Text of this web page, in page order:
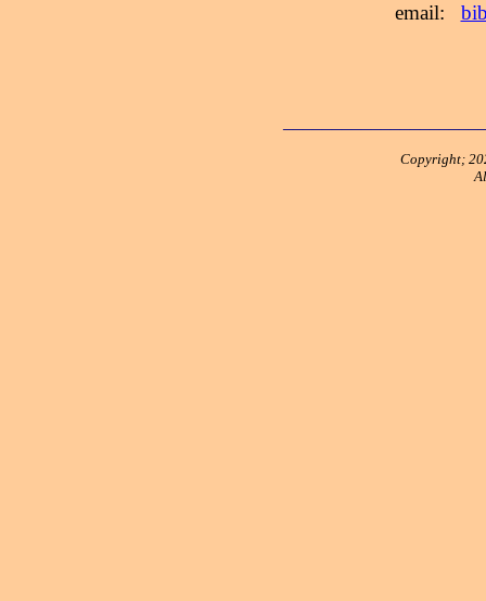
email:
Copyright;